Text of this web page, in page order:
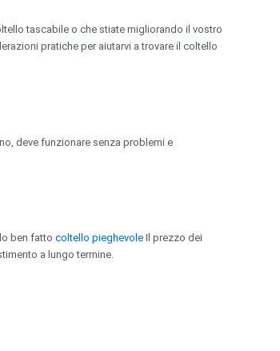
tascabile o che stiate migliorando il vostro
pratiche per aiutarvi a trovare il coltello
deve funzionare senza problemi e
ben fatto coltello pieghevole Il prezzo dei
a lungo termine.